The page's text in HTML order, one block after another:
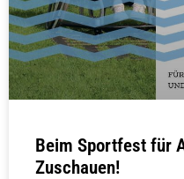
Beim Sportfest für
Zuschauen!